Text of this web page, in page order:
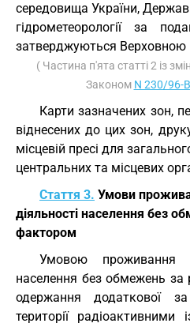
середовища України,
гідрометеорології за
затверджуються Верховною
( Частина п'ята статті 2 із
Законом N 230/96-
Карти зазначених зон,
віднесених до цих зон,
місцевій пресі для
центральних та місцевих
Стаття 3. Умови
діяльності населення без
фактором
Умовою проживання і
населення без обмежень за
одержання додаткової
території